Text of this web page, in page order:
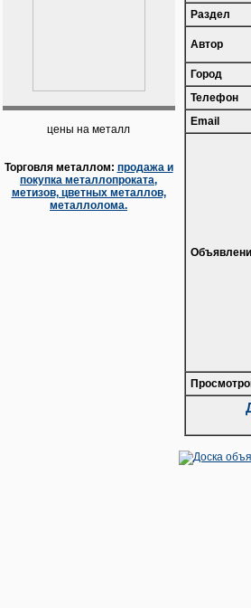
цены на металл
Торговля металлом: продажа и
покупка металлопроката,
метизов, цветных металлов,
металлолома.
Раздел
Автор
Город
Телефон
Email